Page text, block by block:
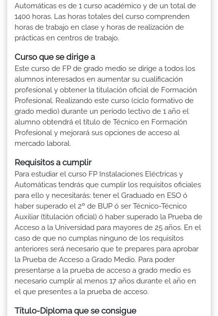
Automáticas es de 1 curso académico y de un total de
1400 horas. Las horas totales del curso comprenden
horas de trabajo en clase y horas de realización de
prácticas en centros de trabajo.
Curso que se dirige a
Este curso de FP de grado medio se dirige a todos los
alumnos interesados en aumentar su cualificación
profesional y obtener la titulación oficial de Formación
Profesional. Realizando este curso (ciclo formativo de
grado medio) durante un período lectivo de 1 año el
alumno obtendrá el título de Técnico en Formación
Profesional y mejorará sus opciones de acceso al
mercado laboral.
Requisitos a cumplir
Para estudiar el curso FP Instalaciones Eléctricas y
Automáticas tendrás que cumplir los requisitos oficiales
para ello y necesitarás: tener el Graduado en ESO ó
haber superado el 2º de BUP ó ser Técnico-Técnico
Auxiliar (titulación oficial) ó haber superado la Prueba de
Acceso a la Universidad para mayores de 25 años. En el
caso de que no cumplas ninguno de los requisitos
anteriores será necesario que te prepares para aprobar
la Prueba de Acceso a Grado Medio. Para poder
presentarse a la prueba de acceso a grado medio es
necesario cumplir al menos 17 años durante el año en
el que presentes a la prueba de acceso.
Título-Diploma que se consigue